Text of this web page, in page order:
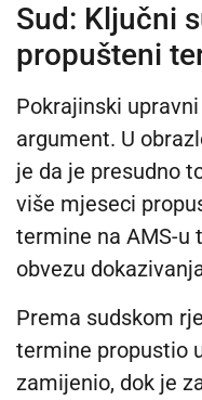
Sud: Ključni
propušteni
Pokrajinski
argument. U
je da je presudno
više mjeseci
termine na AMS-u
obvezu
Prema sudskom
termine propustio
zamijenio, dok je